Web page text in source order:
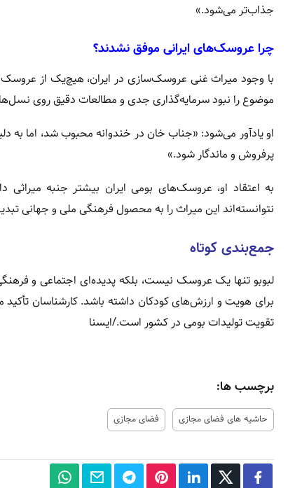
جذاب‌تر می‌شود.»
چرا عروسک‌های ایرانی موفق نشدند؟
با وجود میراث غنی عروسک‌سازی در ایران، هیچ‌یک از
موضوع را نبود سرمایه‌گذاری جدی و مطالعات دقیق روی
او یادآور می‌شود: «جناب خان در خندوانه محبوب شد، اما به
پرفروش و ماندگار شود.»
به اعتقاد او، عروسک‌های بومی ایران بیشتر جنبه
نتوانسته‌اند این میراث را به محصول فرهنگی ملی و جهانی
جمع‌بندی کوتاه
لبوبو تنها یک عروسک نیست، بلکه پدیده‌ای اجتماعی و
برای هویت و ارزش‌های کودکان داشته باشد. کارشناسان تأکید
تقویت تولیدات بومی در کشور است./ایسنا
برچسب ها:
حاشیه های فضای مجازی فضای مجازی